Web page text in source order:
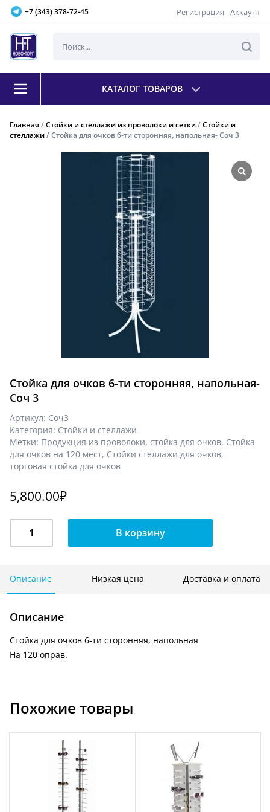
+7 (343) 378-72-45 Регистрация Аккаунт
КАТАЛОГ ТОВАРОВ
Главная /Стойки и стеллажи из проволоки и сетки/Стойки и
стеллажи/ Стойка для очков 6-ти сторонняя, напольная- Соч 3
Стойка для очков 6-ти сторонняя, напольная-
Соч 3
Артикул: Соч3
Категория: Стойки и стеллажи
Метки: Продукция из проволоки, стойка для очков, Стойка
для очков на 120 мест, Стойки стеллажи для очков,
торговая стойка для очков
5,800.00₽
Стойка
6-
ти
напольная-
3
В корзину
Описание Низкая цена Доставка и оплата
Описание
Стойка для очков 6-ти сторонняя, напольная
На 120 оправ.
Похожие товары